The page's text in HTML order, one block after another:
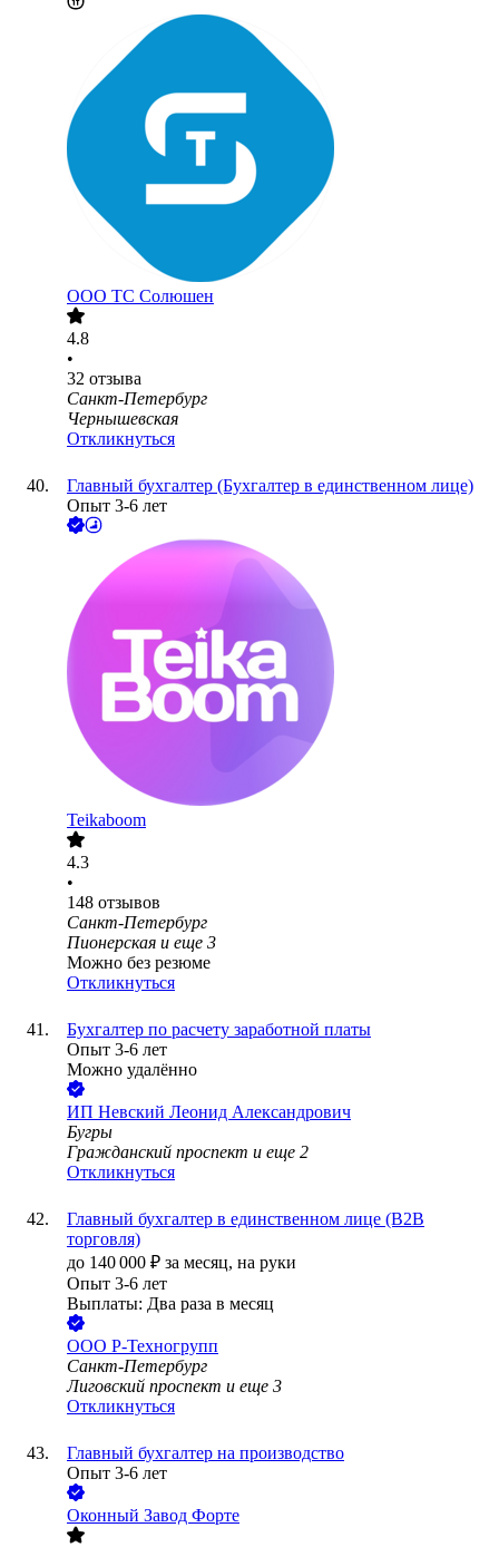
ООО ТС Солюшен
4.8
•
32 отзыва
Санкт-Петербург
Чернышевская
Откликнуться
Главный бухгалтер (Бухгалтер в единственном лице)
Опыт 3-6 лет
Teikaboom
4.3
•
148 отзывов
Санкт-Петербург
Пионерская и еще 3
Можно без резюме
Откликнуться
Бухгалтер по расчету заработной платы
Опыт 3-6 лет
Можно удалённо
ИП Невский Леонид Александрович
Бугры
Гражданский проспект и еще 2
Откликнуться
Главный бухгалтер в единственном лице (В2В
торговля)
до 140 000 ₽ за месяц, на руки
Опыт 3-6 лет
Выплаты: Два раза в месяц
ООО Р-Техногрупп
Санкт-Петербург
Лиговский проспект и еще 3
Откликнуться
Главный бухгалтер на производство
Опыт 3-6 лет
Оконный Завод Форте